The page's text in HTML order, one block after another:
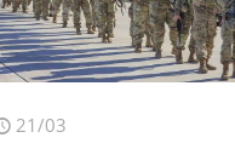
21/03